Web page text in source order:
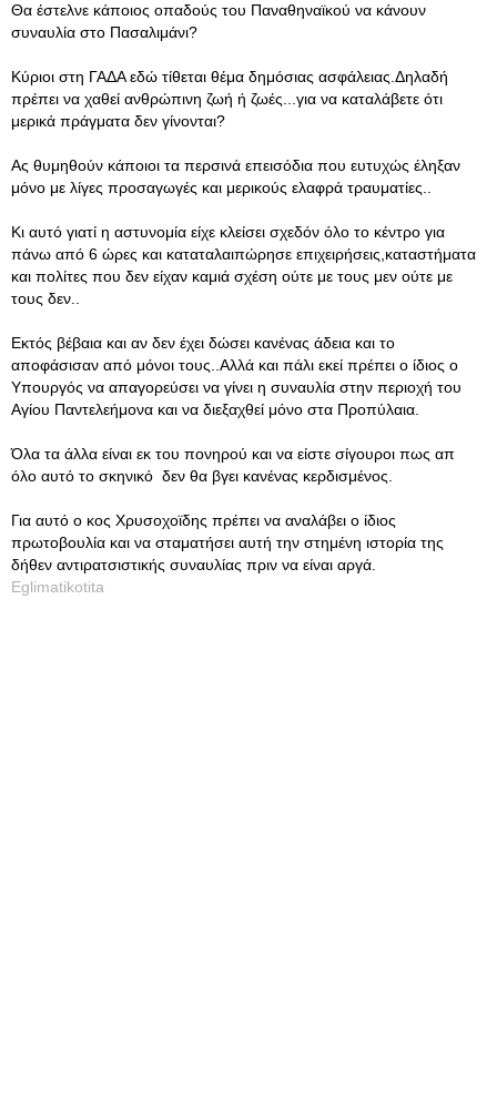
Θα έστελνε κάποιος οπαδούς του Παναθηναϊκού να κάνουν
συναυλία στο Πασαλιμάνι?
Κύριοι στη ΓΑΔΑ εδώ τίθεται θέμα δημόσιας ασφάλειας.Δηλαδή
πρέπει να χαθεί ανθρώπινη ζωή ή ζωές...για να καταλάβετε ότι
μερικά πράγματα δεν γίνονται?
Ας θυμηθούν κάποιοι τα περσινά επεισόδια που ευτυχώς έληξαν
μόνο με λίγες προσαγωγές και μερικούς ελαφρά τραυματίες..
Κι αυτό γιατί η αστυνομία είχε κλείσει σχεδόν όλο το κέντρο για
πάνω από 6 ώρες και καταταλαιπώρησε επιχειρήσεις,καταστήματα
και πολίτες που δεν είχαν καμιά σχέση ούτε με τους μεν ούτε με
τους δεν..
Εκτός βέβαια και αν δεν έχει δώσει κανένας άδεια και το
αποφάσισαν από μόνοι τους..Αλλά και πάλι εκεί πρέπει ο ίδιος ο
Υπουργός να απαγορεύσει να γίνει η συναυλία στην περιοχή του
Αγίου Παντελεήμονα και να διεξαχθεί μόνο στα Προπύλαια.
Όλα τα άλλα είναι εκ του πονηρού και να είστε σίγουροι πως απ
όλο αυτό το σκηνικό δεν θα βγει κανένας κερδισμένος.
Για αυτό ο κος Χρυσοχοϊδης πρέπει να αναλάβει ο ίδιος
πρωτοβουλία και να σταματήσει αυτή την στημένη ιστορία της
δήθεν αντιρατσιστικής συναυλίας πριν να είναι αργά.
Eglimatikotita